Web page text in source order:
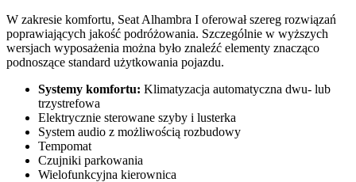
W zakresie komfortu, Seat Alhambra I oferował szereg rozwiązań
poprawiających jakość podróżowania. Szczególnie w wyższych
wersjach wyposażenia można było znaleźć elementy znacząco
podnoszące standard użytkowania pojazdu.
Systemy komfortu: Klimatyzacja automatyczna dwu- lub
trzystrefowa
Elektrycznie sterowane szyby i lusterka
System audio z możliwością rozbudowy
Tempomat
Czujniki parkowania
Wielofunkcyjna kierownica